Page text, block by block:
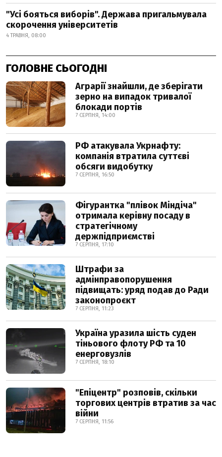
"Усі бояться виборів". Держава пригальмувала
скорочення університетів
4 ТРАВНЯ, 08:00
ГОЛОВНЕ СЬОГОДНІ
Аграрії знайшли, де зберігати
зерно на випадок тривалої
блокади портів
7 СЕРПНЯ, 14:00
РФ атакувала Укрнафту:
компанія втратила суттєві
обсяги видобутку
7 СЕРПНЯ, 16:50
Фігурантка "плівок Міндіча"
отримала керівну посаду в
стратегічному
держпідприємстві
7 СЕРПНЯ, 17:10
Штрафи за
адмінправопорушення
підвищать: уряд подав до Ради
законопроєкт
7 СЕРПНЯ, 11:23
Україна уразила шість суден
тіньового флоту РФ та 10
енерговузлів
7 СЕРПНЯ, 18:10
"Епіцентр" розповів, скільки
торгових центрів втратив за час
війни
7 СЕРПНЯ, 11:56